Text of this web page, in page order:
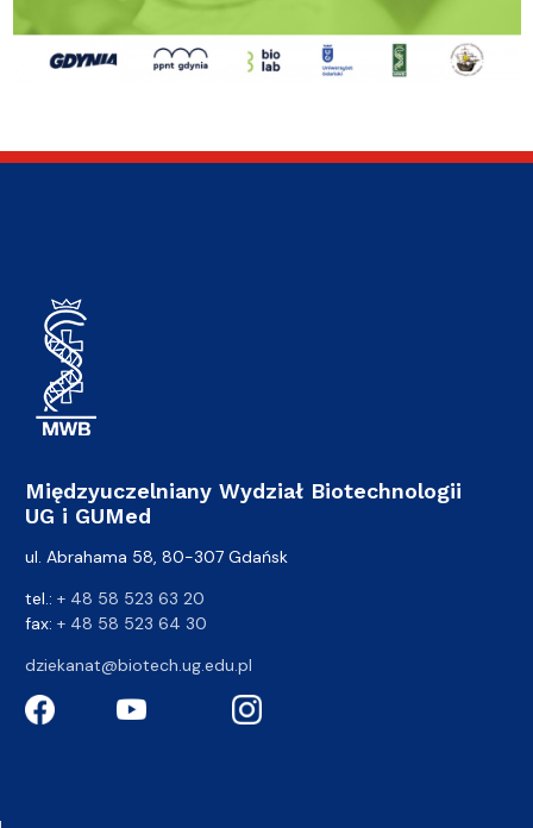
Międzyuczelniany Wydział Biotechnologii
UG i GUMed
ul. Abrahama 58, 80-307 Gdańsk
tel.: + 48 58 523 63 20
fax: + 48 58 523 64 30
dziekanat@biotech.ug.edu.pl